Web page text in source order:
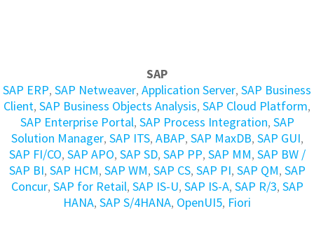
SAP
SAP ERP, SAP Netweaver, Application Server, SAP Business
Client, SAP Business Objects Analysis, SAP Cloud Platform,
SAP Enterprise Portal, SAP Process Integration, SAP
Solution Manager, SAP ITS, ABAP, SAP MaxDB, SAP GUI,
SAP FI/CO, SAP APO, SAP SD, SAP PP, SAP MM, SAP BW /
SAP BI, SAP HCM, SAP WM, SAP CS, SAP PI, SAP QM, SAP
Concur, SAP for Retail, SAP IS-U, SAP IS-A, SAP R/3, SAP
HANA, SAP S/4HANA, OpenUI5, Fiori